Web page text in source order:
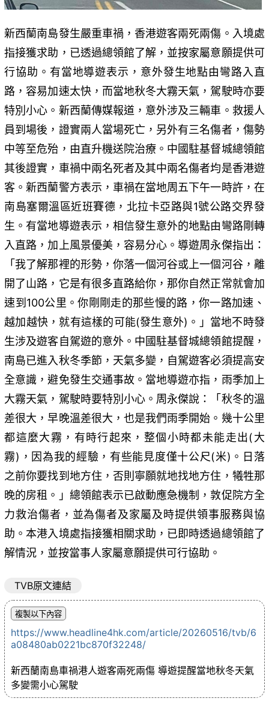
新西蘭南島發生嚴重車禍，香港遊客兩死兩傷。入境處
指接獲求助，已透過總領館了解，並按家屬意願提供可
行協助。有當地導遊表示，意外發生地點由彎路入直
路，容易加速太快，而當地秋冬大霧天氣，駕駛時亦要
特別小心。新西蘭傳媒報道，意外涉及三輛車。救援人
員到場後，證實兩人當場死亡，另外有三名傷者，傷勢
中等至危殆，由直升機送院治療。中國駐基督城總領館
其後證實，車禍中兩名死者及其中兩名傷者均是香港遊
客。新西蘭警方表示，車禍在當地周五下午一時許，在
南島塞爾溫區近班賽德，北拉卡亞路與1號公路交界發
生。有當地導遊表示，相信發生意外的地點由彎路剛轉
入直路，加上風景優美，容易分心。導遊周永傑指出：
「我了解那裡的形勢，你落一個河谷或上一個河谷，離
開了山路，它是有很多直路給你，那你自然正常就會加
速到100公里。你剛剛走的那些慢的路，你一路加速、
越加越快，就有這樣的可能(發生意外)。」當地不時發
生涉及遊客自駕遊的意外。中國駐基督城總領館提醒，
南島已進入秋冬季節，天氣多變，自駕遊客必須提高安
全意識，避免發生交通事故。當地導遊亦指，雨季加上
大霧天氣，駕駛時要特別小心。周永傑說：「秋冬的溫
差很大，早晚溫差很大，也是我們雨季開始。幾十公里
都這麼大霧，有時行起來，整個小時都未能走出(大
霧)，因為我的經驗，有些能見度僅十公尺(米)。日落
之前你要找到地方住，否則寧願就地找地方住，犧牲那
晚的房租。」總領館表示已啟動應急機制，敦促院方全
力救治傷者，並為傷者及家屬及時提供領事服務與協
助。本港入境處指接獲相關求助，已即時透過總領館了
解情況，並按當事人家屬意願提供可行協助。
TVB原文連結
https://www.headline4hk.com/article/20260516/tvb/6
a08480ab0221bc870f32248/
新西蘭南島車禍港人遊客兩死兩傷 導遊提醒當地秋冬天氣
多變需小心駕駛